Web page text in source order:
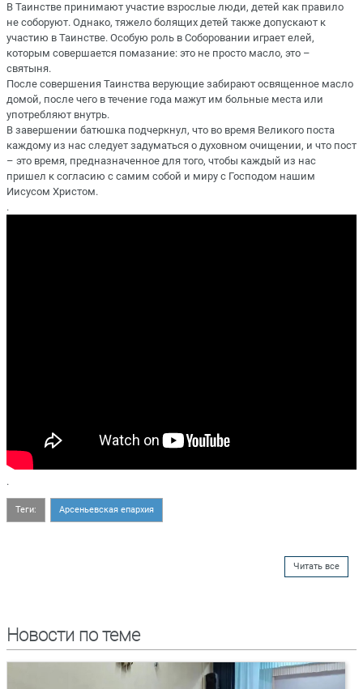
В Таинстве принимают участие взрослые люди, детей как правило
не соборуют. Однако, тяжело болящих детей также допускают к
участию в Таинстве. Особую роль в Соборовании играет елей,
которым совершается помазание: это не просто масло, это –
святыня.
После совершения Таинства верующие забирают освященное масло
домой, после чего в течение года мажут им больные места или
употребляют внутрь.
В завершении батюшка подчеркнул, что во время Великого поста
каждому из нас следует задуматься о духовном очищении, и что пост
– это время, предназначенное для того, чтобы каждый из нас
пришел к согласию с самим собой и миру с Господом нашим
Иисусом Христом.
.
.
Теги: Арсеньевская епархия
Читать все
Новости по теме